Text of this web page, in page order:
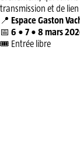
transmission et de
📍 Espace Gaston
📅 6 • 7 • 8 mars
🎟️ Entrée libre